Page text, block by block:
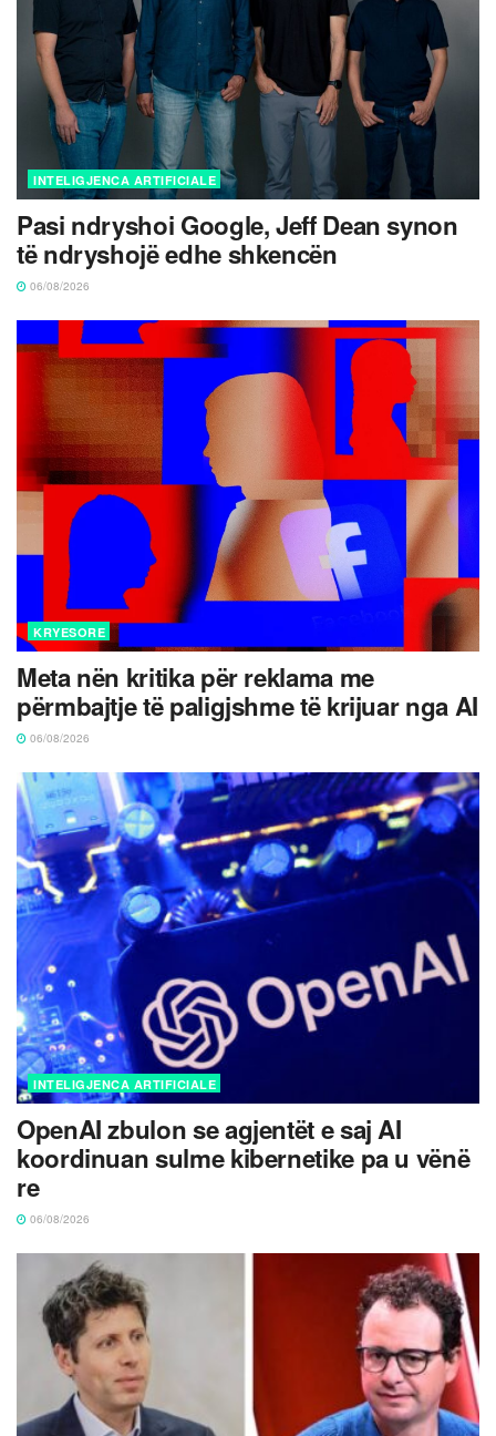
INTELIGJENCA ARTIFICIALE
Pasi ndryshoi Google, Jeff Dean synon
të ndryshojë edhe shkencën
06/08/2026
KRYESORE
Meta nën kritika për reklama me
përmbajtje të paligjshme të krijuar nga AI
06/08/2026
INTELIGJENCA ARTIFICIALE
OpenAI zbulon se agjentët e saj AI
koordinuan sulme kibernetike pa u vënë
re
06/08/2026